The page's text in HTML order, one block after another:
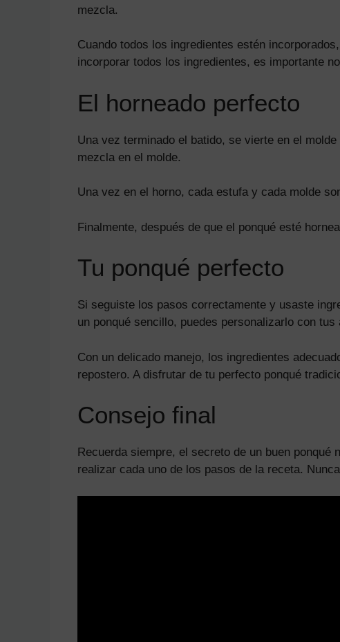
mezcla.
Cuando todos los ingredientes estén
incorporar todos los ingredientes, es importante
El horneado perfecto
Una vez terminado el batido, se vierte en el
mezcla en el molde.
Una vez en el horno, cada estufa y cada molde
Finalmente, después de que el ponqué esté
Tu ponqué perfecto
Si seguiste los pasos correctamente y usaste
un ponqué sencillo, puedes personalizarlo con
Con un delicado manejo, los ingredientes
repostero. A disfrutar de tu perfecto ponqué
Consejo final
Recuerda siempre, el secreto de un buen
realizar cada uno de los pasos de la receta.